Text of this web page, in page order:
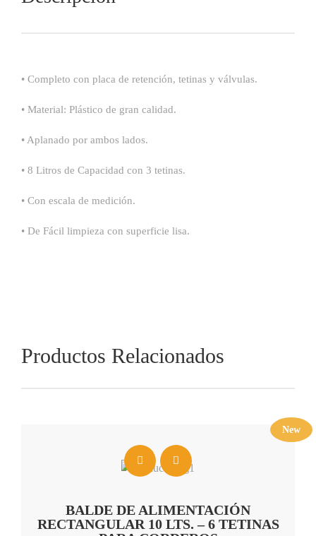
• Completo con placa de retención, tetinas y válvulas.
• Material: Plástico de gran calidad.
• Aplanado por ambos lados.
• 8 Litros de Capacidad con 3 tetinas.
• Con escala de medición.
• De Fácil limpieza con superficie lisa.
Productos Relacionados
BALDE DE ALIMENTACIÓN
RECTANGULAR 10 LTS. – 6 TETINAS
New